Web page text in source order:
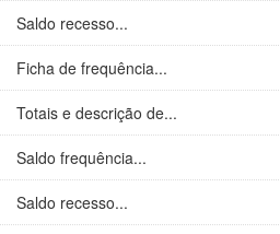
Saldo recesso...
Ficha de frequência...
Totais e descrição de...
Saldo frequência...
Saldo recesso...